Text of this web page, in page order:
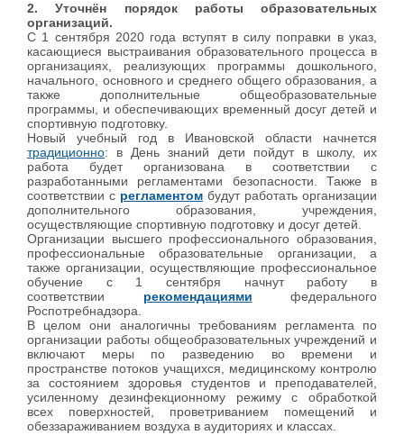
2. Уточнён порядок работы образовательных
организаций.
С 1 сентября 2020 года вступят в силу поправки в указ,
касающиеся выстраивания образовательного процесса в
организациях, реализующих программы дошкольного,
начального, основного и среднего общего образования, а
также дополнительные общеобразовательные
программы, и обеспечивающих временный досуг детей и
спортивную подготовку.
Новый учебный год в Ивановской области начнется
традиционно: в День знаний дети пойдут в школу, их
работа будет организована в соответствии с
разработанными регламентами безопасности. Также в
соответствии с регламентом будут работать организации
дополнительного образования, учреждения,
осуществляющие спортивную подготовку и досуг детей.
Организации высшего профессионального образования,
профессиональные образовательные организации, а
также организации, осуществляющие профессиональное
обучение с 1 сентября начнут работу в
соответствии рекомендациями
федерального
Роспотребнадзора.
В целом они аналогичны требованиям регламента по
организации работы общеобразовательных учреждений и
включают меры по разведению во времени и
пространстве потоков учащихся, медицинскому контролю
за состоянием здоровья студентов и преподавателей,
усиленному дезинфекционному режиму с обработкой
всех поверхностей, проветриванием помещений и
обеззараживанием воздуха в аудиториях и классах.